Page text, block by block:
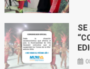
SE